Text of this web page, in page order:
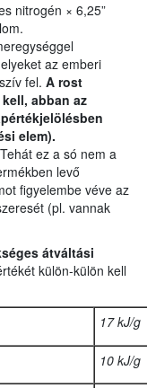
nitrogén × 6,25”
az emberi
fel. A rost
abban az
elem).
ez a só nem a
levő
figyelembe véve az
(pl. vannak
átváltási
külön-külön kell
17 kJ/g
10 kJ/g